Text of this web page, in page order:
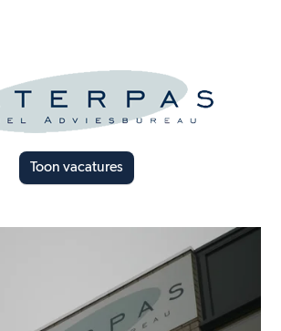
Toon vacatures